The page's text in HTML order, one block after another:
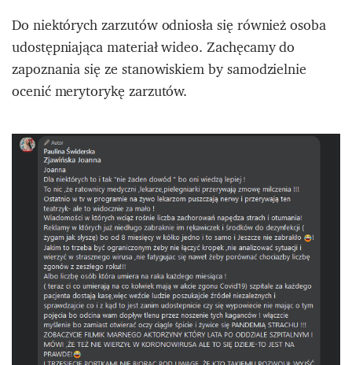
Do niektórych zarzutów odniosła się również osoba
udostępniająca materiał wideo. Zachęcamy do
zapoznania się ze stanowiskiem by samodzielnie
ocenić merytorykę zarzutów.